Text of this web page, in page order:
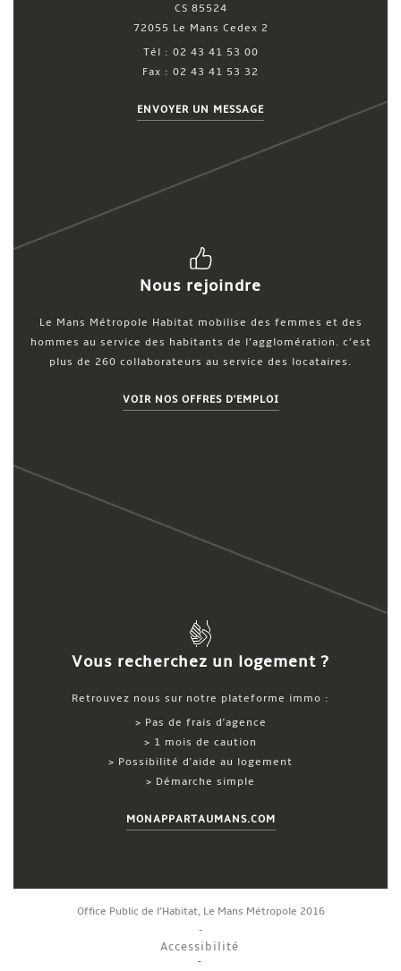
CS 85524
72055 Le Mans Cedex 2
Tél : 02 43 41 53 00
Fax : 02 43 41 53 32
ENVOYER UN MESSAGE
Nous rejoindre
Le Mans Métropole Habitat mobilise des femmes et des
hommes au service des habitants de l’agglomération. c’est
plus de 260 collaborateurs au service des locataires.
VOIR NOS OFFRES D'EMPLOI
Vous recherchez un logement ?
Retrouvez nous sur notre plateforme immo :
> Pas de frais d'agence
> 1 mois de caution
> Possibilité d'aide au logement
> Démarche simple
MONAPPARTAUMANS.COM
Office Public de l’Habitat, Le Mans Métropole 2016
Accessibilité